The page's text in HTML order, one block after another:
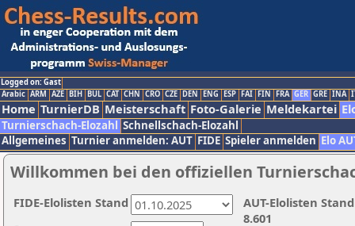
Logged on: Gast
Arabic ARM AZE BIH BUL CAT CHN CRO CZE DEN ENG ESP FAI FIN FRA GER GRE INA
Home TurnierDB Meisterschaft Foto-Galerie Meldekartei
Turnierschach-Elozahl Schnellschach-Elozahl
Allgemeines Turnier anmelden: AUT FIDE Spieler anmelden Elo
Willkommen bei den offiziellen
AUT-Elolisten
8.601
FIDE-Elolisten Stand